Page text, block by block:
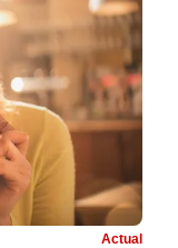
Actual